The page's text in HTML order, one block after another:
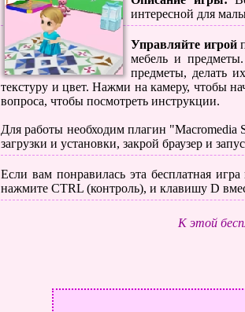
интересной для
Управляйте игрой
мебель и
предметы, делать
текстуру и цвет. Нажми на камеру, чтобы
вопроса, чтобы посмотреть инструкции.
Для работы необходим плагин "Macromedia
загрузки и установки, закрой браузер и
Если вам понравилась эта бесплатная
нажмите CTRL (контроль), и клавишу D
К этой